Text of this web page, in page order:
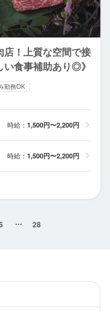
！上質な空間で接
食事補助あり◎》
勤務OK
時給： 1,500円〜2,200円
時給： 1,500円〜2,200円
28